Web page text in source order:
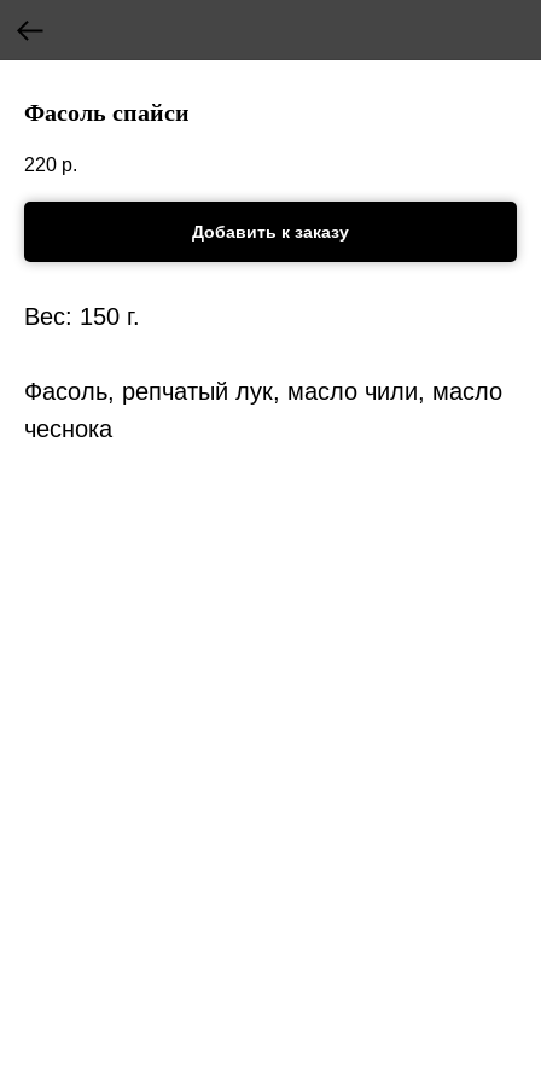
Фасоль спайси
220 р.
Добавить к заказу
Вес: 150 г.
Фасоль, репчатый лук, масло чили, масло
чеснока